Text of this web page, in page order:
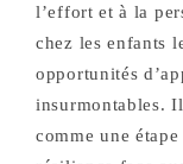
l’effort et à la
chez les enfants
opportunités
insurmontables.
comme une